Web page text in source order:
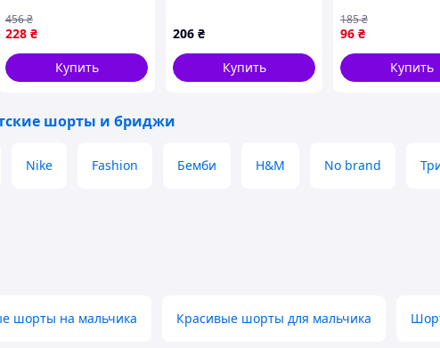
повсякденного
носіння 134 см ТМ
ТРИКОТАЖНИЙ КРАЙ
228 ₴
456₴
Купить
28010
206 ₴
Купить
247R10036-U-1
96 ₴
185₴
Купить
шорты и бриджи
Nike Fashion Бемби H&M No brand
шорты на мальчика Красивые шорты для мальчика